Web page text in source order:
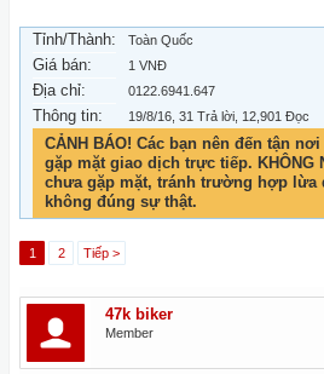
Tỉnh/Thành: Toàn Quốc
Giá bán: 1 VNĐ
Địa chỉ: 0122.6941.647
Thông tin: 19/8/16 , 31 Trả lời, 12,901 Đọc
CẢNH BÁO! Các bạn nên đến tận
gặp mặt giao dịch trực tiếp. KHÔNG
chưa gặp mặt, tránh trường hợp lừa
không đúng sự thật.
1 2 Tiếp >
47k biker
Member